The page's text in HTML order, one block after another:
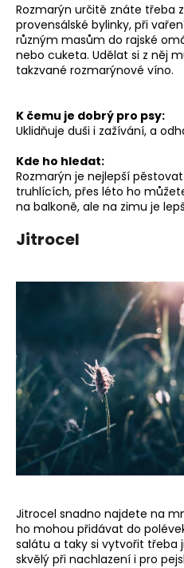
Rozmarýn určitě znáte třeba
provensálské bylinky, při
různým masům do rajské
nebo cuketa. Udělat si z něj
takzvané rozmarýnové víno.
K čemu je dobrý pro psy:
Uklidňuje duši i zažívání, a
Kde ho hledat:
Rozmarýn je nejlepší
truhlících, přes léto ho
na balkoně, ale na zimu je
Jitrocel
Jitrocel snadno najdete na
ho mohou přidávat do
salátu a taky si vytvořit třeba
skvělý při nachlazení i pro